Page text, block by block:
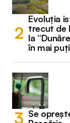
Evoluția
trecut de
la
în mai
Se